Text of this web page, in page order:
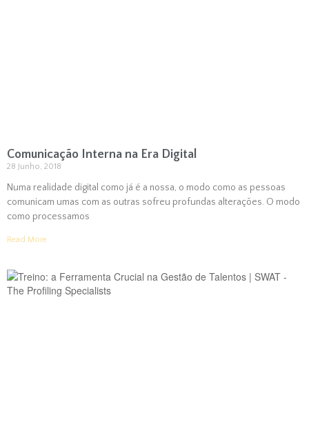
Comunicação Interna na Era Digital
28 Junho, 2018
Numa realidade digital como já é a nossa, o modo como as pessoas
comunicam umas com as outras sofreu profundas alterações. O modo
como processamos
Read More